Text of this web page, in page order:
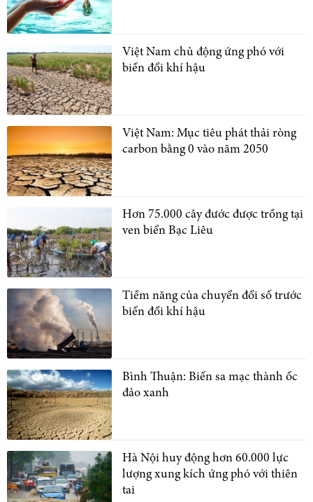
Việt Nam chủ động ứng phó với
biến đổi khí hậu
Việt Nam: Mục tiêu phát thải ròng
carbon bằng 0 vào năm 2050
Hơn 75.000 cây đước được trồng tại
ven biển Bạc Liêu
Tiềm năng của chuyển đổi số trước
biến đổi khí hậu
Bình Thuận: Biến sa mạc thành ốc
đảo xanh
Hà Nội huy động hơn 60.000 lực
lượng xung kích ứng phó với thiên
tai